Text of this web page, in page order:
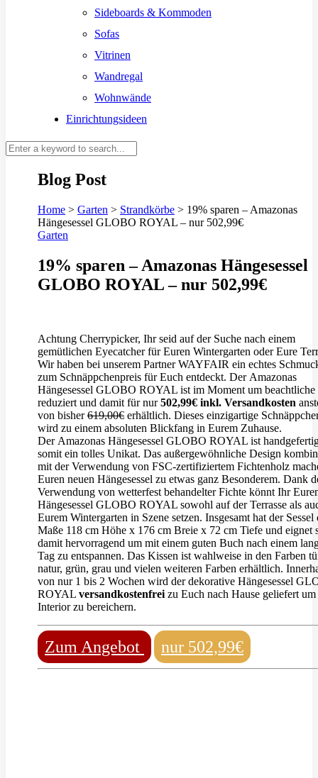
Sideboards & Kommoden
Sofas
Vitrinen
Wandregal
Wohnwände
Einrichtungsideen
Blog Post
Home > Garten > Strandkörbe > 19% sparen – Amazonas
Hängesessel GLOBO ROYAL – nur 502,99€
Garten
19% sparen – Amazonas Hängesessel
GLOBO ROYAL – nur 502,99€
Achtung Cherrypicker, Ihr seid auf der Suche nach einem
gemütlichen Eyecatcher für Euren Wintergarten oder Eure
Wir haben bei unserem Partner WAYFAIR ein echtes
zum Schnäppchenpreis für Euch entdeckt. Der Amazonas
Hängesessel GLOBO ROYAL ist im Moment um beachtliche
reduziert und damit für nur502,99€ inkl. Versandkosten
von bisher619,00€ erhältlich. Dieses einzigartige
wird zu einem absoluten Blickfang in Eurem Zuhause.
Der Amazonas Hängesessel GLOBO ROYAL ist
somit ein tolles Unikat. Das außergewöhnliche Design
mit der Verwendung von FSC-zertifiziertem Fichtenholz
Euren neuen Hängesessel zu etwas ganz Besonderem. Dank
Verwendung von wetterfest behandelter Fichte könnt Ihr
Hängesessel GLOBO ROYAL sowohl auf der Terrasse als
Eurem Wintergarten in Szene setzen. Insgesamt hat der Sessel
Maße 118 cm Höhe x 176 cm Breie x 72 cm Tiefe und eignet
damit hervorragend um mit einem guten Buch nach einem
Tag zu entspannen. Das Kissen ist wahlweise in den Farben
natur, grün, grau und vielen weiteren Farben erhältlich.
von nur 1 bis 2 Wochen wird der dekorative Hängesessel
ROYAL versandkostenfrei zu Euch nach Hause geliefert
Interior zu bereichern.
Zum Angebot nur 502,99€